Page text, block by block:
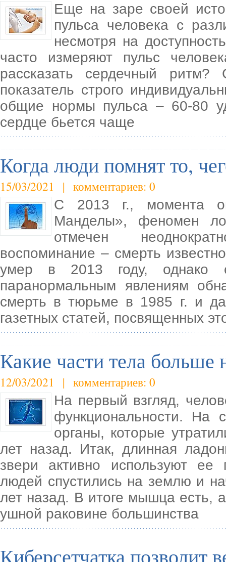
Еще на заре своей
пульса человека с
несмотря на
часто измеряют пульс
рассказать сердечный
показатель строго
общие нормы пульса – 60-80
сердце бьется чаще
Когда люди помнят то,
15/03/2021 | комментариев: 0
С 2013 г., момента
Манделы», феномен
отмечен
воспоминание – смерть
умер в 2013 году, однако
паранормальным явлениям
смерть в тюрьме в 1985 г. и
газетных статей, посвященных
Какие части тела
12/03/2021 | комментариев: 0
На первый взгляд,
функциональности. На
органы, которые
лет назад. Итак, длинная
звери активно используют ее
людей спустились на землю и
лет назад. В итоге мышца есть,
ушной раковине большинства
Киберсетчатка позволит